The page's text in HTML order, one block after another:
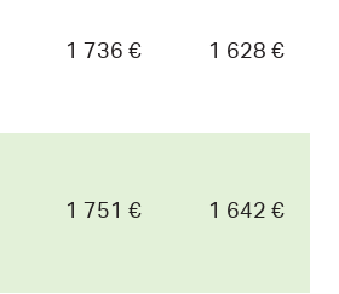
1 736 € 1 628 €
1 751 € 1 642 €